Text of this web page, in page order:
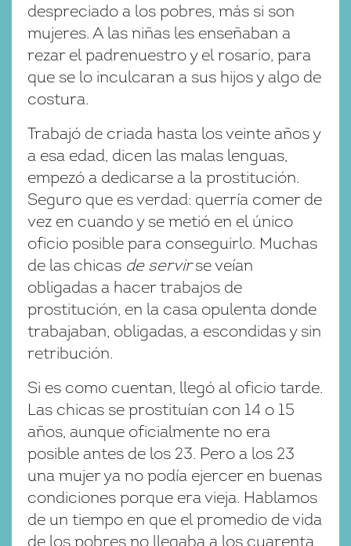
despreciado a los pobres, más si son
mujeres. A las niñas les enseñaban a
rezar el padrenuestro y el rosario, para
que se lo inculcaran a sus hijos y algo de
costura.
Trabajó de criada hasta los veinte años y
a esa edad, dicen las malas lenguas,
empezó a dedicarse a la prostitución.
Seguro que es verdad: querría comer de
vez en cuando y se metió en el único
oficio posible para conseguirlo. Muchas
de las chicas de servirse veían
obligadas a hacer trabajos de
prostitución, en la casa opulenta donde
trabajaban, obligadas, a escondidas y sin
retribución.
Si es como cuentan, llegó al oficio tarde.
Las chicas se prostituían con 14 o 15
años, aunque oficialmente no era
posible antes de los 23. Pero a los 23
una mujer ya no podía ejercer en buenas
condiciones porque era vieja. Hablamos
de un tiempo en que el promedio de vida
de los pobres no llegaba a los cuarenta